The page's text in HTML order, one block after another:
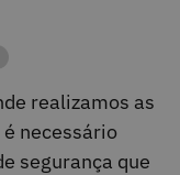
realizamos as
necessário
segurança que